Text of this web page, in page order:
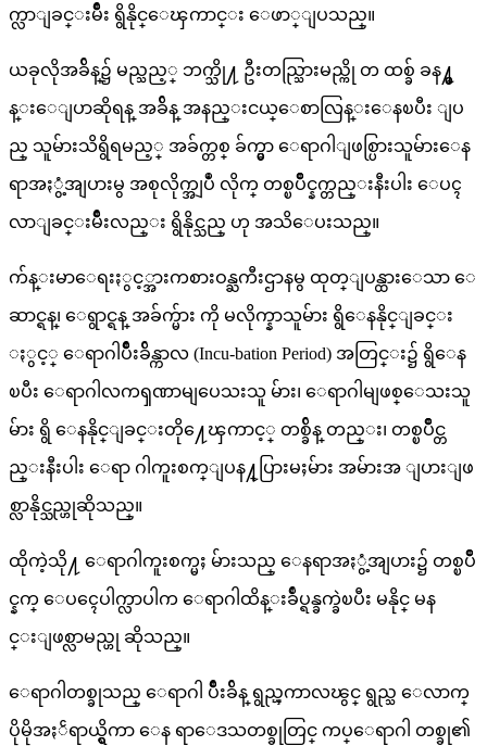
က္လာျခင္းမ်ိဳး ရွိနိုင္ေၾကာင္း ေဖာ္ျပသည္။
ယခုလိုအခ်ိန္၌ မည္သည့္ ဘက္သို႔ ဦးတည္သြားမည္ကို တ ထစ္ခ် ခန႔္မွ
န္းေျပာဆိုရန္ အခ်ိန္ အနည္းငယ္ေစာလြန္းေနၿပီး ျပ
ည္ သူမ်ားသိရွိရမည့္ အခ်က္တစ္ ခ်က္မွာ ေရာဂါျဖစ္ပြားသူမ်ားေန
ရာအႏွံ့အျပားမွ အစုလိုက္အျပဳံ လိုက္ တစ္ၿပိဳင္နက္တည္းနီးပါး ေပၚ
လာျခင္းမ်ိဳးလည္း ရွိနိုင္သည္ ဟု အသိေပးသည္။
က်န္းမာေရးႏွင့္အားကစားဝန္ႀကီးဌာနမွ ထုတ္ျပန္ထားေသာ ေ
ဆာင္ရန္၊ ေရွာင္ရန္ အခ်က္မ်ား ကို မလိုက္နာသူမ်ား ရွိေနနိုင္ျခင္း
ႏွင့္ ေရာဂါပ်ိဳးခ်ိန္ကာလ (Incu-bation Period) အတြင္း၌ ရွိေန
ၿပီး ေရာဂါလကၡဏာမျပေသးသူ မ်ား၊ ေရာဂါမျဖစ္ေသးသူ
မ်ား ရွိ ေနနိုင္ျခင္းတို႔ေၾကာင့္ တစ္ခ်ိန္ တည္း၊ တစ္ၿပိဳင္တ
ည္းနီးပါး ေရာ ဂါကူးစက္ျပန႔္ပြားမႈမ်ား အမ်ားအ ျပားျဖ
စ္လာနိုင္သည္ဟုဆိုသည္။
ထိုကဲ့သို႔ ေရာဂါကူးစက္မႈ မ်ားသည္ ေနရာအႏွံ့အျပား၌ တစ္ၿပိဳ
င္နက္ ေပၚေပါက္လာပါက ေရာဂါထိန္းခ်ဳပ္ရန္ခက္ခဲၿပီး မနိုင္ မန
င္းျဖစ္လာမည္ဟု ဆိုသည္။
ေရာဂါတစ္ခုသည္ ေရာဂါ ပ်ိဳးခ်ိန္ ရွည္ၾကာလၽွင္ ရွည္သ ေလာက္
ပိုမိုအႏၲရာယ္ရွိကာ ေန ရာေဒသတစ္ခုတြင္ ကပ္ေရာဂါ တစ္ခု၏